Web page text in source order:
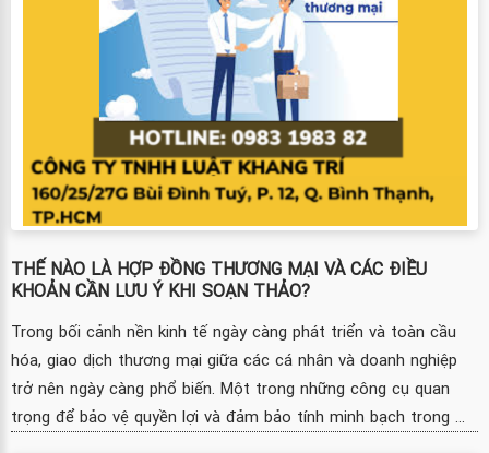
THẾ NÀO LÀ HỢP ĐỒNG THƯƠNG MẠI VÀ CÁC ĐIỀU
KHOẢN CẦN LƯU Ý KHI SOẠN THẢO?
Trong bối cảnh nền kinh tế ngày càng phát triển và toàn cầu
hóa, giao dịch thương mại giữa các cá nhân và doanh nghiệp
trở nên ngày càng phổ biến. Một trong những công cụ quan
trọng để bảo vệ quyền lợi và đảm bảo tính minh bạch trong ...